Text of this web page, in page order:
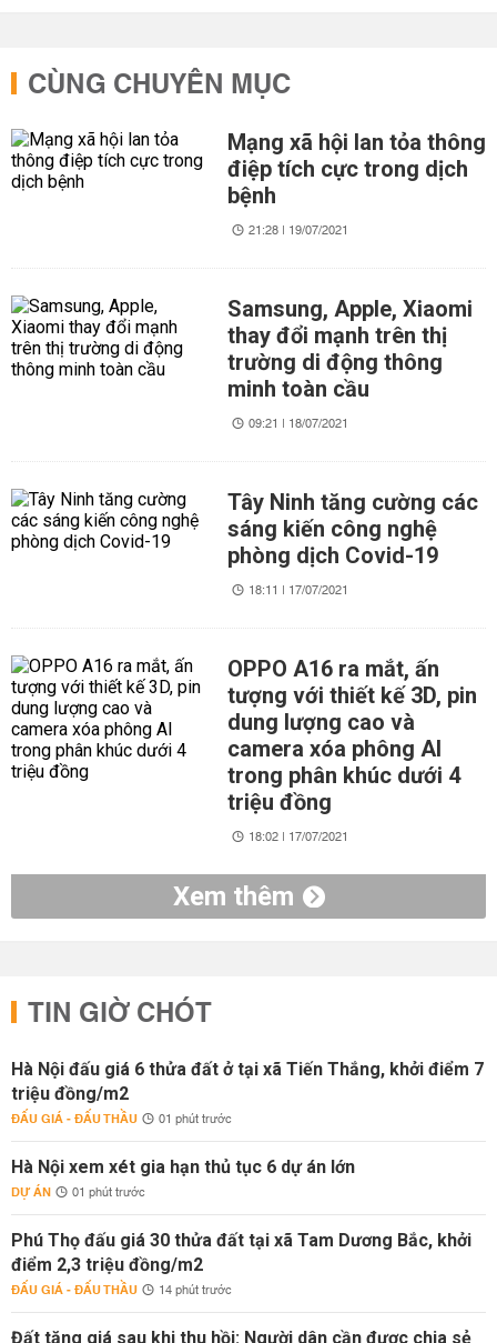
CÙNG CHUYÊN MỤC
Mạng xã hội lan tỏa thông
điệp tích cực trong dịch
bệnh
21:28 | 19/07/2021
Samsung, Apple, Xiaomi
thay đổi mạnh trên thị
trường di động thông
minh toàn cầu
09:21 | 18/07/2021
Tây Ninh tăng cường các
sáng kiến công nghệ
phòng dịch Covid-19
18:11 | 17/07/2021
OPPO A16 ra mắt, ấn
tượng với thiết kế 3D, pin
dung lượng cao và
camera xóa phông AI
trong phân khúc dưới 4
triệu đồng
18:02 | 17/07/2021
Xem thêm
TIN GIỜ CHÓT
Hà Nội đấu giá 6 thửa đất ở tại xã Tiến Thắng, khởi điểm 7
triệu đồng/m2
ĐẤU GIÁ - ĐẤU THẦU 01 phút trước
Hà Nội xem xét gia hạn thủ tục 6 dự án lớn
DỰ ÁN 01 phút trước
Phú Thọ đấu giá 30 thửa đất tại xã Tam Dương Bắc, khởi
điểm 2,3 triệu đồng/m2
ĐẤU GIÁ - ĐẤU THẦU 14 phút trước
Đất tăng giá sau khi thu hồi: Người dân cần được chia sẻ